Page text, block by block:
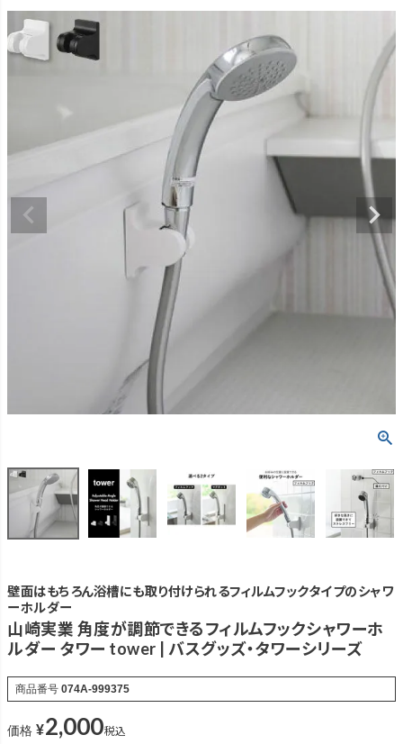
壁面はもちろん浴槽にも取り付けられるフィルムフックタイプのシャワ
ーホルダー
山崎実業 角度が調節できるフィルムフックシャワーホ
ルダー タワー tower | バスグッズ・タワーシリーズ
商品番号 074A-999375
価格 ¥2,000税込